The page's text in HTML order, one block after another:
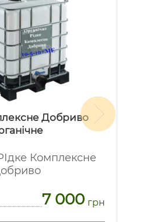
Добриво
Комплексне
7 000 грн